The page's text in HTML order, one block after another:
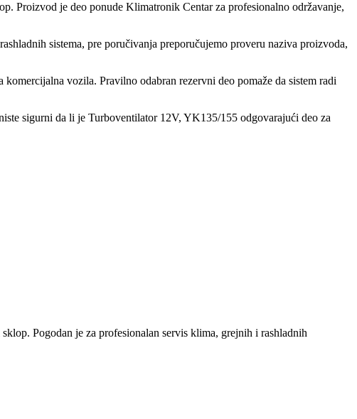
Proizvod je deo ponude Klimatronik Centar za profesionalno održavanje,
sistema, pre poručivanja preporučujemo proveru naziva proizvoda,
vozila. Pravilno odabran rezervni deo pomaže da sistem radi
sigurni da li je Turboventilator 12V, YK135/155 odgovarajući deo za
Pogodan je za profesionalan servis klima, grejnih i rashladnih